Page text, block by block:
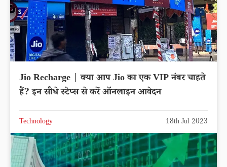
Jio Recharge | क्या आप Jio का एक VIP नंबर चाहते
हैं? इन सीधे स्टेप्स से करें ऑनलाइन आवेदन
Technology 18th Jul 2023